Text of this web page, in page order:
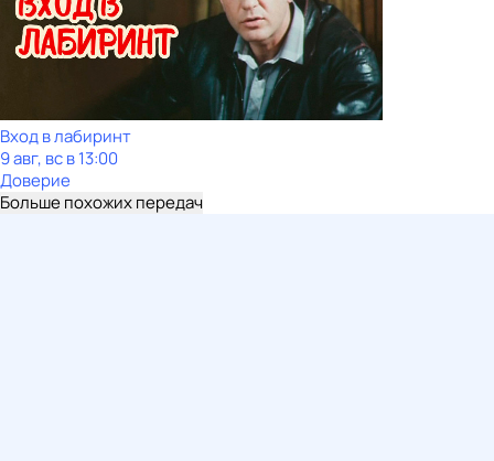
Вход в лабиринт
9 авг, вс в 13:00
Доверие
Больше похожих передач